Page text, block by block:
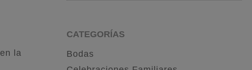
la
CATEGORÍAS
Bodas